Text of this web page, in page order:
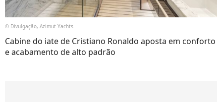
© Divulgação, Azimut Yachts
Cabine do iate de Cristiano Ronaldo aposta em conforto
e acabamento de alto padrão